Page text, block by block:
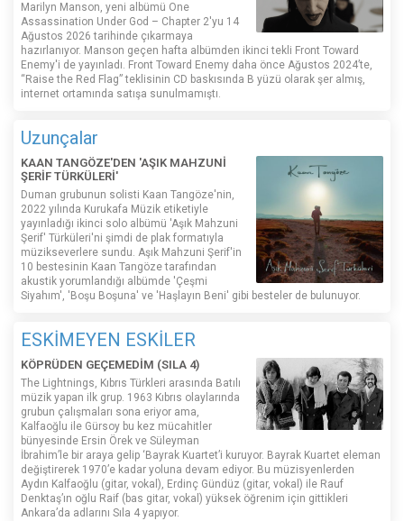
Marilyn Manson, yeni albümü One
Assassination Under God – Chapter 2'yu 14
Ağustos 2026 tarihinde çıkarmaya
hazırlanıyor. Manson geçen hafta albümden ikinci tekli Front Toward
Enemy'i de yayınladı. Front Toward Enemy daha önce Ağustos 2024’te,
“Raise the Red Flag” teklisinin CD baskısında B yüzü olarak şer almış,
internet ortamında satışa sunulmamıştı.
Uzunçalar
KAAN TANGÖZE'DEN 'AŞIK MAHZUNİ
ŞERİF TÜRKÜLERİ'
Duman grubunun solisti Kaan Tangöze'nin,
2022 yılında Kurukafa Müzik etiketiyle
yayınladığı ikinci solo albümü 'Aşık Mahzuni
Şerif' Türküleri'ni şimdi de plak formatıyla
müzikseverlere sundu. Aşık Mahzuni Şerif'in
10 bestesinin Kaan Tangöze tarafından
akustik yorumlandığı albümde 'Çeşmi
Siyahım', 'Boşu Boşuna' ve 'Haşlayın Beni' gibi besteler de bulunuyor.
ESKİMEYEN ESKİLER
KÖPRÜDEN GEÇEMEDİM (SILA 4)
The Lightnings, Kıbrıs Türkleri arasında Batılı
müzik yapan ilk grup. 1963 Kıbrıs olaylarında
grubun çalışmaları sona eriyor ama,
Kalfaoğlu ile Gürsoy bu kez mücahitler
bünyesinde Ersin Örek ve Süleyman
İbrahim’le bir araya gelip ‘Bayrak Kuartet’i kuruyor. Bayrak Kuartet eleman
değiştirerek 1970’e kadar yoluna devam ediyor. Bu müzisyenlerden
Aydın Kalfaoğlu (gitar, vokal), Erdinç Gündüz (gitar, vokal) ile Rauf
Denktaş’ın oğlu Raif (bas gitar, vokal) yüksek öğrenim için gittikleri
Ankara’da adlarını Sıla 4 yapıyor.